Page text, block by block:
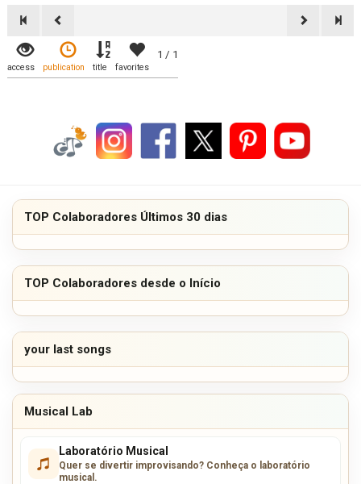
1 / 1
access publication title favorites
TOP Colaboradores Últimos 30 dias
TOP Colaboradores desde o Início
your last songs
Musical Lab
Laboratório Musical
Quer se divertir improvisando? Conheça o laboratório
musical.